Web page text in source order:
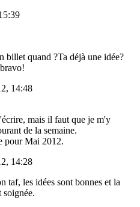
billet quand ?Ta déjà une idée?
14:48
mais il faut que je m'y
de la semaine.
pour Mai 2012.
14:28
taf, les idées sont bonnes et la
soignée.